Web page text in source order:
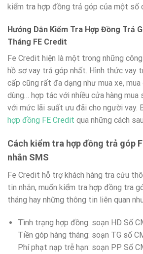
kiểm tra hợp đồng trả góp của một số
Hướng Dẫn Kiểm Tra Hợp Đồng Trả
Tháng FE Credit
Fe Credit hiện là một trong những
hồ sơ vay trả góp nhất. Hình thức vay
cấp cũng rất đa dạng như mua xe,
dùng… hợp tác với nhiều cửa hàng
với mức lãi suất ưu đãi cho người vay.
hợp đồng FE Credit qua những cách sau
Cách kiểm tra hợp đồng trả góp
nhắn SMS
Fe Credit hỗ trợ khách hàng tra cứu
tin nhắn, muốn kiểm tra hợp đồng tra
tháng hay những thông tin liên quan
Tình trạng hợp đồng: soạn HD Số
Tiền góp hàng tháng: soạn TG số
Phí phạt nạp trễ hạn: soạn PP Số